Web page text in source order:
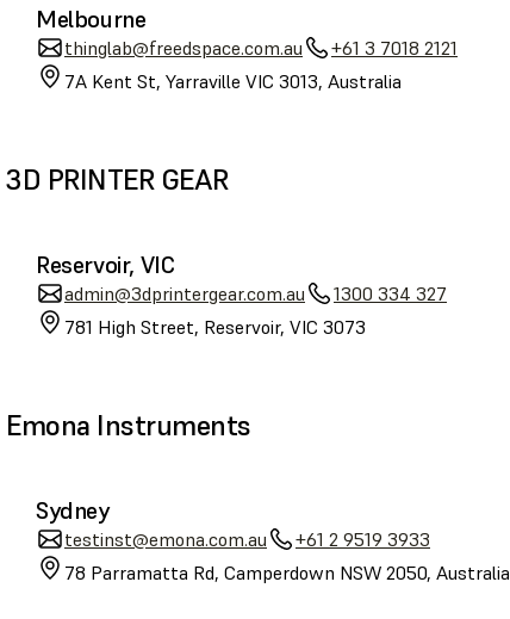
Melbourne
thinglab@freedspace.com.au
+61 3 7018 2121
7A Kent St, Yarraville VIC 3013, Australia
3D PRINTER GEAR
Reservoir, VIC
admin@3dprintergear.com.au
1300 334 327
781 High Street, Reservoir, VIC 3073
Emona Instruments
Sydney
testinst@emona.com.au
+61 2 9519 3933
78 Parramatta Rd, Camperdown NSW 2050, Australia